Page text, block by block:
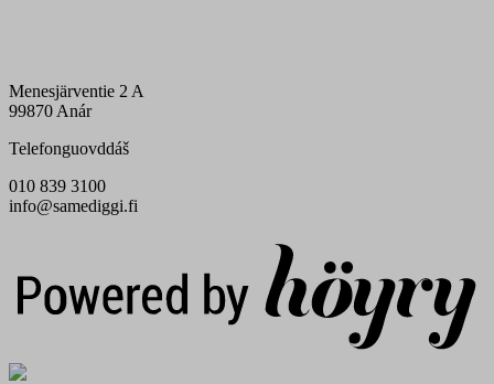
Menesjärventie 2 A
99870 Anár
Telefonguovddáš
010 839 3100
info@samediggi.fi